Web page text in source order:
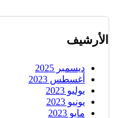
الأرشيف
ديسمبر 2025
أغسطس 2023
يوليو 2023
يونيو 2023
مايو 2023